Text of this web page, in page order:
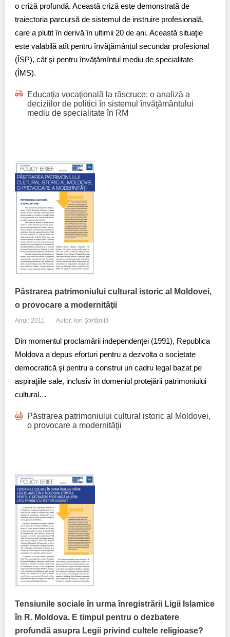
o criză profundă. Această criză este demonstrată de
traiectoria parcursă de sistemul de instruire profesională,
care a plutit în derivă în ultimii 20 de ani. Această situaţie
este valabilă atît pentru învăţământul secundar profesional
(ÎSP), cât şi pentru învăţămîntul mediu de specialitate
(ÎMS).
Educaţia vocaţională la răscruce: o analiză a
deciziilor de politici în sistemul învăţământului
mediu de specialitate în RM
Păstrarea patrimoniului cultural istoric al Moldovei,
o provocare a modernităţii
Anul: 2011 Autor: Ion Ștefăniță
Din momentul proclamării independenţei (1991), Republica
Moldova a depus eforturi pentru a dezvolta o societate
democratică şi pentru a construi un cadru legal bazat pe
aspiraţiile sale, inclusiv în domeniul protejării patrimoniului
cultural…
Păstrarea patrimoniului cultural istoric al Moldovei,
o provocare a modernităţii
Tensiunile sociale în urma înregistrării Ligii Islamice
în R. Moldova. E timpul pentru o dezbatere
profundă asupra Legii privind cultele religioase?